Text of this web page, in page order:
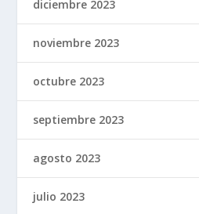
diciembre 2023
noviembre 2023
octubre 2023
septiembre 2023
agosto 2023
julio 2023